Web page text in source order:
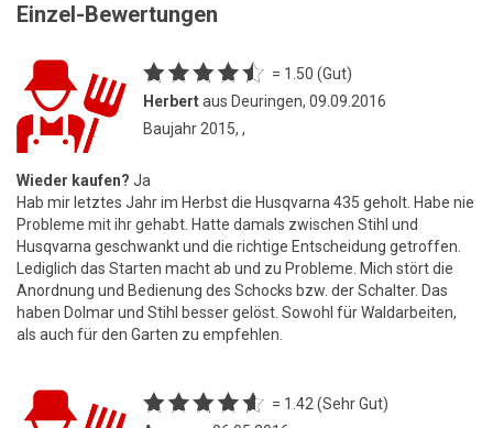
Einzel-Bewertungen
= 1.50 (Gut)
Herbertaus Deuringen, 09.09.2016
Baujahr 2015, ,
Wieder kaufen? Ja
Hab mir letztes Jahr im Herbst die Husqvarna 435 geholt. Habe nie
Probleme mit ihr gehabt. Hatte damals zwischen Stihl und
Husqvarna geschwankt und die richtige Entscheidung getroffen.
Lediglich das Starten macht ab und zu Probleme. Mich stört die
Anordnung und Bedienung des Schocks bzw. der Schalter. Das
haben Dolmar und Stihl besser gelöst. Sowohl für Waldarbeiten,
als auch für den Garten zu empfehlen.
= 1.42 (Sehr Gut)